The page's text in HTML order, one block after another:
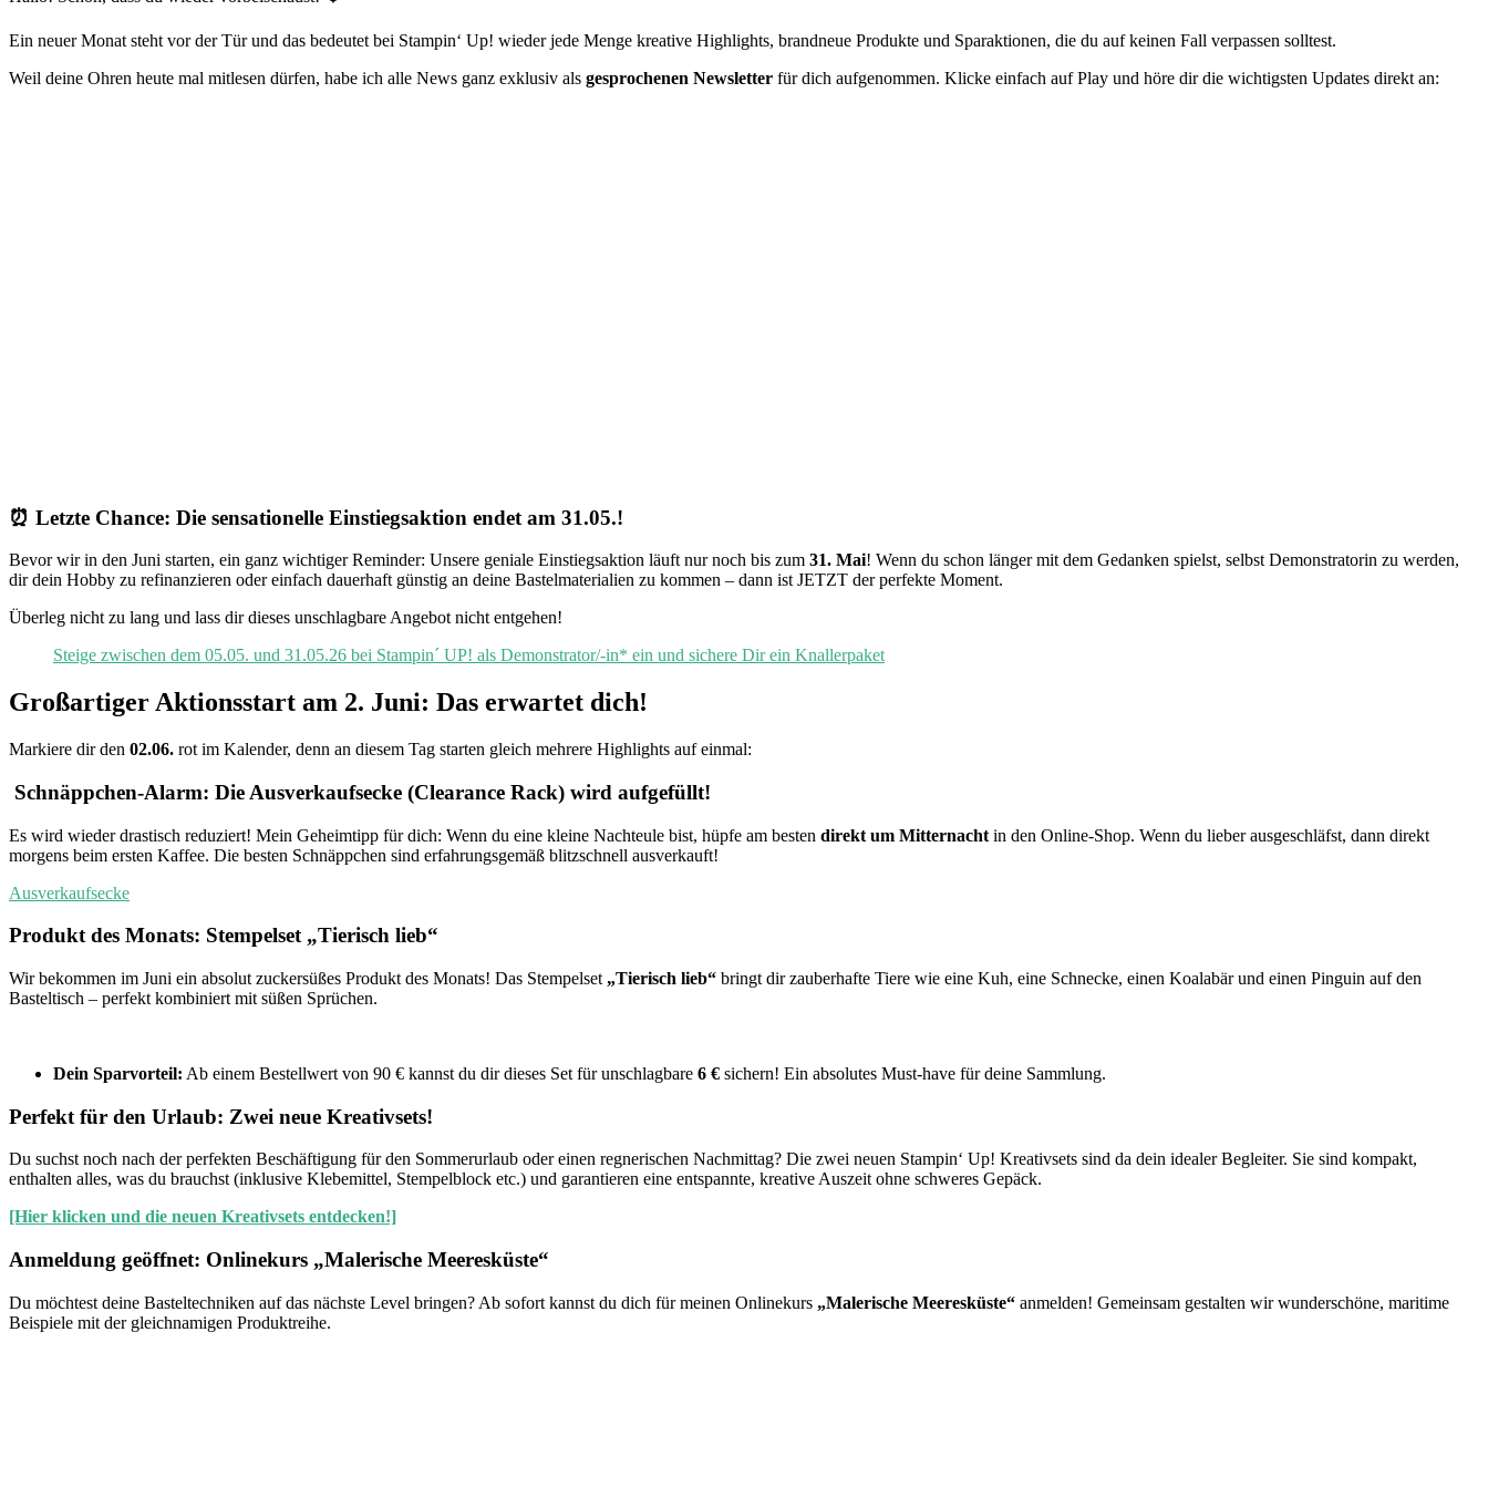
Ein neuer Monat steht vor der Tür und das bedeutet bei Stampin‘ Up! wieder jede Menge kreative Highlights, brandneue Produkte und Sparaktionen, die du auf keinen Fall verpassen solltest.
Weil deine Ohren heute mal mitlesen dürfen, habe ich alle News ganz exklusiv als gesprochenen Newsletter für dich aufgenommen. Klicke einfach auf Play und höre dir die wichtigsten Updates direkt an:
⏰ Letzte Chance: Die sensationelle Einstiegsaktion endet am 31.05.!
Bevor wir in den Juni starten, ein ganz wichtiger Reminder: Unsere geniale Einstiegsaktion läuft nur noch bis zum 31. Mai! Wenn du schon länger mit dem Gedanken spielst, selbst Demonstratorin zu werden,
dir dein Hobby zu refinanzieren oder einfach dauerhaft günstig an deine Bastelmaterialien zu kommen – dann ist JETZT der perfekte Moment.
Überleg nicht zu lang und lass dir dieses unschlagbare Angebot nicht entgehen!
Steige zwischen dem 05.05. und 31.05.26 bei Stampin´ UP! als Demonstrator/-in* ein und sichere Dir ein Knallerpaket
Großartiger Aktionsstart am 2. Juni: Das erwartet dich!
Markiere dir den 02.06. rot im Kalender, denn an diesem Tag starten gleich mehrere Highlights auf einmal:
️ Schnäppchen-Alarm: Die Ausverkaufsecke (Clearance Rack) wird aufgefüllt!
Es wird wieder drastisch reduziert! Mein Geheimtipp für dich: Wenn du eine kleine Nachteule bist, hüpfe am besten direkt um Mitternacht in den Online-Shop. Wenn du lieber ausgeschläfst, dann direkt
morgens beim ersten Kaffee. Die besten Schnäppchen sind erfahrungsgemäß blitzschnell ausverkauft!
Ausverkaufsecke
Produkt des Monats: Stempelset „Tierisch lieb“
Wir bekommen im Juni ein absolut zuckersüßes Produkt des Monats! Das Stempelset „Tierisch lieb“ bringt dir zauberhafte Tiere wie eine Kuh, eine Schnecke, einen Koalabär und einen Pinguin auf den
Basteltisch – perfekt kombiniert mit süßen Sprüchen.
Dein Sparvorteil: Ab einem Bestellwert von 90 € kannst du dir dieses Set für unschlagbare 6 € sichern! Ein absolutes Must-have für deine Sammlung.
Perfekt für den Urlaub: Zwei neue Kreativsets!
Du suchst noch nach der perfekten Beschäftigung für den Sommerurlaub oder einen regnerischen Nachmittag? Die zwei neuen Stampin‘ Up! Kreativsets sind da dein idealer Begleiter. Sie sind kompakt,
enthalten alles, was du brauchst (inklusive Klebemittel, Stempelblock etc.) und garantieren eine entspannte, kreative Auszeit ohne schweres Gepäck.
[Hier klicken und die neuen Kreativsets entdecken!]
Anmeldung geöffnet: Onlinekurs „Malerische Meeresküste“
Du möchtest deine Basteltechniken auf das nächste Level bringen? Ab sofort kannst du dich für meinen Onlinekurs „Malerische Meeresküste“ anmelden! Gemeinsam gestalten wir wunderschöne, maritime
Beispiele mit der gleichnamigen Produktreihe.